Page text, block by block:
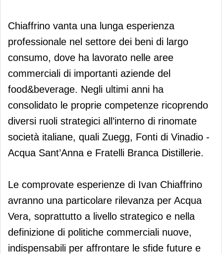
Chiaffrino vanta una lunga esperienza
professionale nel settore dei beni di largo
consumo, dove ha lavorato nelle aree
commerciali di importanti aziende del
food&beverage. Negli ultimi anni ha
consolidato le proprie competenze ricoprendo
diversi ruoli strategici all’interno di rinomate
società italiane, quali Zuegg, Fonti di Vinadio -
Acqua Sant’Anna e Fratelli Branca Distillerie.
Le comprovate esperienze di Ivan Chiaffrino
avranno una particolare rilevanza per Acqua
Vera, soprattutto a livello strategico e nella
definizione di politiche commerciali nuove,
indispensabili per affrontare le sfide future e